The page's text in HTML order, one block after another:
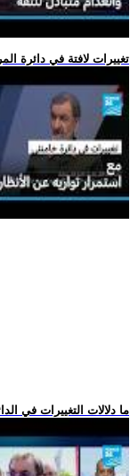
.. تغييرات لافتة في دائرة
.. ما دلالات التغييرات في